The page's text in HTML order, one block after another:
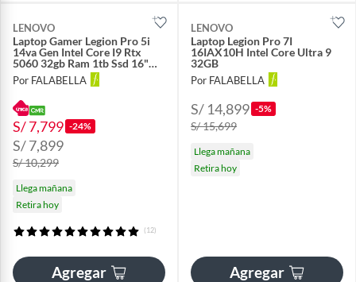
LENOVO
Laptop Gamer Legion Pro 5i
14va Gen Intel Core I9 Rtx
5060 32gb Ram 1tb Ssd 16"
Wqxga 240hz
Por FALABELLA
S/ 7,799 -24%
S/ 7,899
S/ 10,299
Llega mañana
Retira hoy
(12)
Agregar
LENOVO
Laptop Legion Pro 7I
16IAX10H Intel Core Ultra 9
32GB
Por FALABELLA
S/ 14,899 -5%
S/ 15,699
Llega mañana
Retira hoy
Agregar